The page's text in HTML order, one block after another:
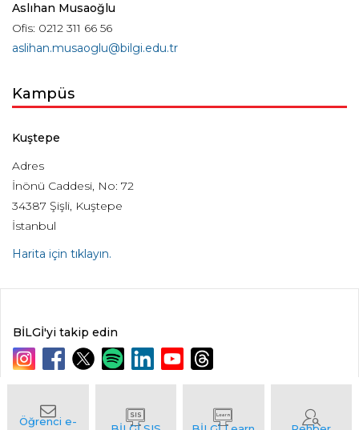
Aslıhan Musaoğlu
Ofis: 0212 311 66 56
aslihan.musaoglu@bilgi.edu.tr
Kampüs
Kuştepe
Adres
İnönü Caddesi, No: 72
34387 Şişli, Kuştepe
İstanbul
Harita için tıklayın.
BİLGİ'yi takip edin